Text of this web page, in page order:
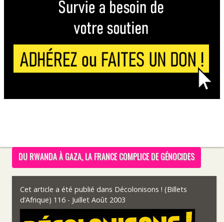
DU RWANDA À GAZA, LA FRANCE COMPLICE DE GÉNOCIDES
Cet article a été publié dans Décolonisons ! (Billets
d’Afrique) 116 - Juillet Août 2003